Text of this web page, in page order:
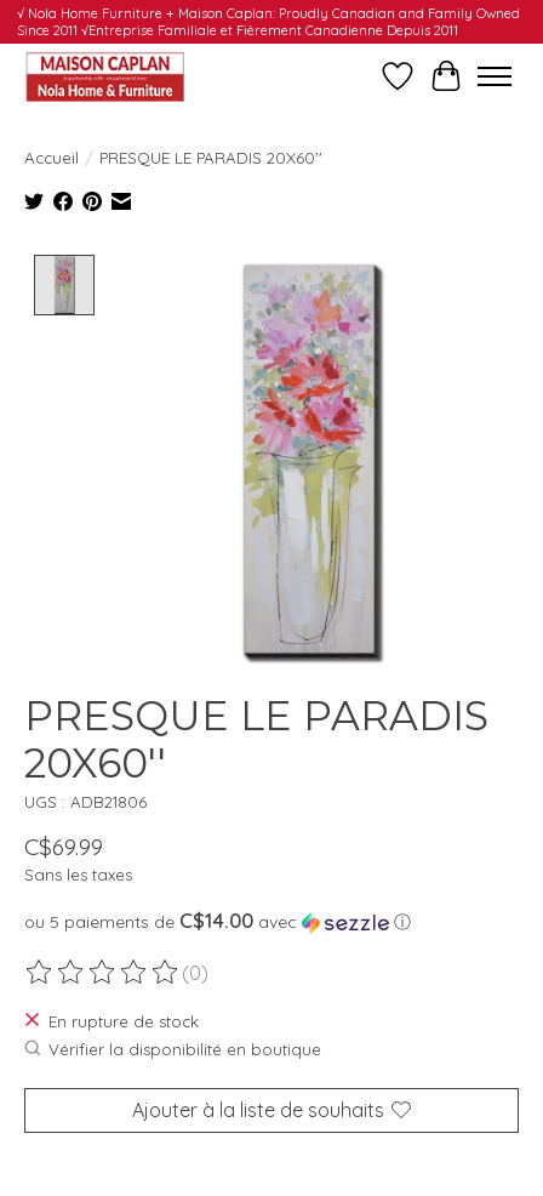
√ Nola Home Furniture + Maison Caplan: Proudly Canadian and Family Owned
Since 2011 √Entreprise Familiale et Fièrement Canadienne Depuis 2011
Liste dePanier
Accueil / PRESQUE LE PARADIS 20X60''
Product image slideshow Items
PRESQUE LE PARADIS
20X60''
UGS : ADB21806
C$69.99
Sans les taxes
ou 5 paiements de C$14.00 avec ⓘ
Ce produit est évalué à
(0)
En rupture de stock
Vérifier la disponibilité en boutique
Ajouter à la liste de souhaits